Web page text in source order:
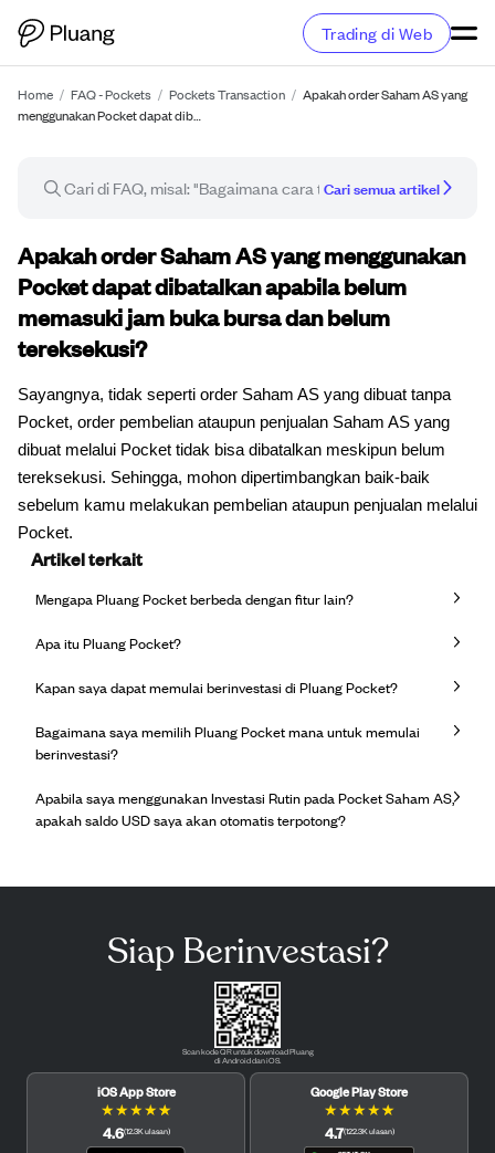
Trading di Web
Home / FAQ - Pockets / Pockets Transaction / Apakah order Saham AS yang
menggunakan Pocket dapat dib…
Cari semua artikel
Artikel FAQ
Apakah order Saham AS yang menggunakan
Pocket dapat dibatalkan apabila belum
memasuki jam buka bursa dan belum
tereksekusi?
Sayangnya, tidak seperti order Saham AS yang dibuat tanpa
Pocket, order pembelian ataupun penjualan Saham AS yang
dibuat melalui Pocket tidak bisa dibatalkan meskipun belum
tereksekusi. Sehingga, mohon dipertimbangkan baik-baik
sebelum kamu melakukan pembelian ataupun penjualan melalui
Pocket.
Artikel terkait
Mengapa Pluang Pocket berbeda dengan fitur lain?
Apa itu Pluang Pocket?
Kapan saya dapat memulai berinvestasi di Pluang Pocket?
Bagaimana saya memilih Pluang Pocket mana untuk memulai
berinvestasi?
Apabila saya menggunakan Investasi Rutin pada Pocket Saham AS,
apakah saldo USD saya akan otomatis terpotong?
Siap Berinvestasi?
Scan kode QR untuk download Pluang
di Android dan iOS.
iOS App Store
★★★★★
4.6(12.3K ulasan)
Google Play Store
★★★★★
4.7(122.3K ulasan)